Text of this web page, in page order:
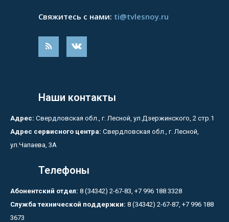
Свяжитесь с нами: ti@tvlesnoy.ru
Наши контакты
Адрес: Свердловская обл., г. Лесной, ул.Дзержинского, 2 стр.1
Адрес сервисного центра: Свердловская обл., г. Лесной,
ул.Чапаева, 3А
Телефоны
Абонентский отдел: 8 (34342) 2-67-83, +7 996 188 3328
Служба технической поддержки: 8 (34342) 2-67-87, +7 996 188
3673